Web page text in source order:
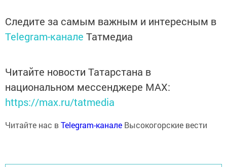
Следите за самым важным и интересным в
Telegram-канале Татмедиа
Читайте новости Татарстана в
национальном мессенджере MАХ:
https://max.ru/tatmedia
Читайте нас вTelegram-канале Высокогорские вести